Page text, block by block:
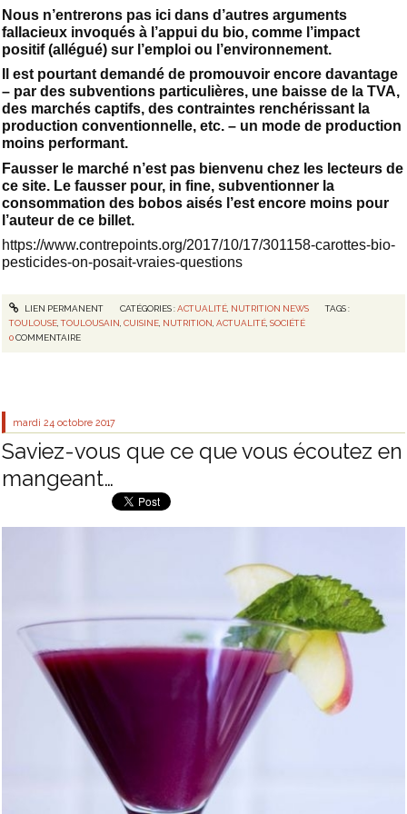
Nous n’entrerons pas ici dans d’autres arguments
fallacieux invoqués à l’appui du bio, comme l’impact
positif (allégué) sur l’emploi ou l’environnement.
Il est pourtant demandé de promouvoir encore davantage
– par des subventions particulières, une baisse de la TVA,
des marchés captifs, des contraintes renchérissant la
production conventionnelle, etc. – un mode de production
moins performant.
Fausser le marché n’est pas bienvenu chez les lecteurs de
ce site. Le fausser pour, in fine, subventionner la
consommation des bobos aisés l’est encore moins pour
l’auteur de ce billet.
https://www.contrepoints.org/2017/10/17/301158-carottes-bio-
pesticides-on-posait-vraies-questions
LIEN PERMANENT CATÉGORIES :ACTUALITÉ, NUTRITION NEWS
TAGS :
TOULOUSE,TOULOUSAIN,CUISINE, NUTRITION,ACTUALITÉ,SOCIÉTÉ
0COMMENTAIRE
mardi 24 octobre 2017
Saviez-vous que ce que vous écoutez en
mangeant…